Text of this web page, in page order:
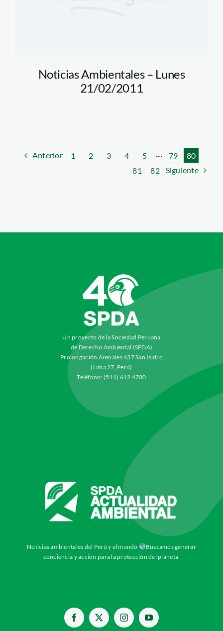
Noticias Ambientales – Lunes
21/02/2011
Anterior 1 2 3 4 5 ··· 79
80
81
82 Siguiente
Un proyecto de la Sociedad Peruana
de Derecho Ambiental (SPDA)
Prolongación Arenales 437 San Isidro
(Lima 27, Perú)
Teléfono: (511) 612 4700
Noticias ambientales del Perú y el mundo
Buscamos generar
conciencia y acción para la protección del planeta.